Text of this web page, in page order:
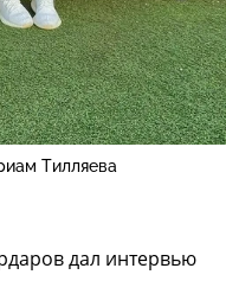
Тилляева
дал интервью